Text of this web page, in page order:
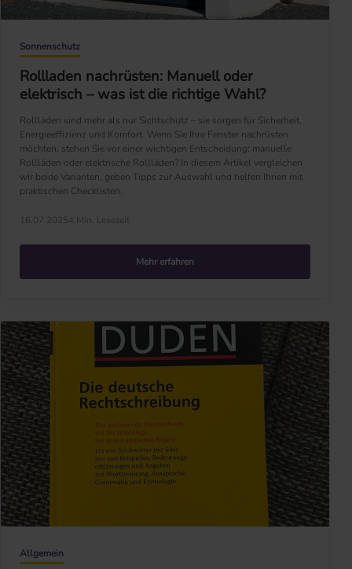
Sonnenschutz
Rollladen nachrüsten: Manuell oder
elektrisch – was ist die richtige Wahl?
Rollläden sind mehr als nur Sichtschutz – sie sorgen für Sicherheit,
Energieeffizienz und Komfort. Wenn Sie Ihre Fenster nachrüsten
möchten, stehen Sie vor einer wichtigen Entscheidung: manuelle
Rollläden oder elektrische Rollläden? In diesem Artikel vergleichen
wir beide Varianten, geben Tipps zur Auswahl und helfen Ihnen mit
praktischen Checklisten.
16.07.20254 Min. Lesezeit
Mehr erfahren
Allgemein